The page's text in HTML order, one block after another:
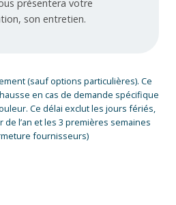
présentera votre
son entretien.
(sauf options particulières). Ce
en cas de demande spécifique
Ce délai exclut les jours fériés,
l’an et les 3 premières semaines
fournisseurs)